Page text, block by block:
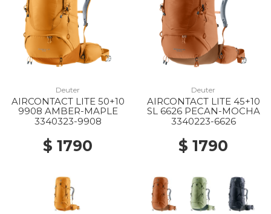
Deuter
AIRCONTACT LITE 50+10
9908 AMBER-MAPLE
3340323-9908
$ 1790
Deuter
AIRCONTACT LITE 45+10
SL 6626 PECAN-MOCHA
3340223-6626
$ 1790